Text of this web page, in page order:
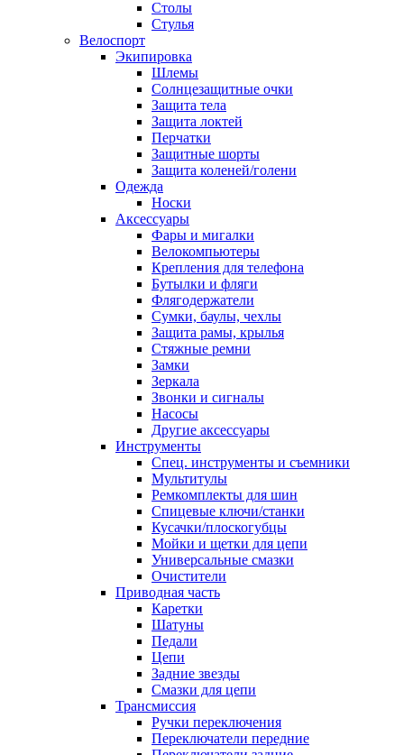
Столы
Стулья
Велоспорт
Экипировка
Шлемы
Солнцезащитные очки
Защита тела
Защита локтей
Перчатки
Защитные шорты
Защита коленей/голени
Одежда
Носки
Аксессуары
Фары и мигалки
Велокомпьютеры
Крепления для телефона
Бутылки и фляги
Флягодержатели
Сумки, баулы, чехлы
Защита рамы, крылья
Стяжные ремни
Замки
Зеркала
Звонки и сигналы
Насосы
Другие аксессуары
Инструменты
Спец. инструменты и съемники
Мультитулы
Ремкомплекты для шин
Спицевые ключи/станки
Кусачки/плоскогубцы
Мойки и щетки для цепи
Универсальные смазки
Очистители
Приводная часть
Каретки
Шатуны
Педали
Цепи
Задние звезды
Смазки для цепи
Трансмиссия
Ручки переключения
Переключатели передние